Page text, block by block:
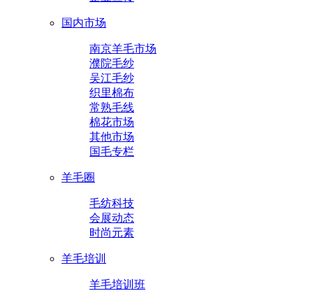
国内市场
南京羊毛市场
濮院毛纱
吴江毛纱
织里棉布
常熟毛线
棉花市场
其他市场
国毛专栏
羊毛圈
毛纺科技
会展动态
时尚元素
羊毛培训
羊毛培训班